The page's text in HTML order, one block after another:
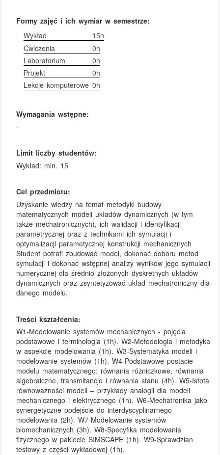
Formy zajęć i ich wymiar w semestrze:
Wykład
15h
Ćwiczenia
0h
Laboratorium
0h
Projekt
0h
Lekcje komputerowe 0h
Wymagania wstępne:
-
Limit liczby studentów:
Wykład: min. 15
Cel przedmiotu:
Uzyskanie wiedzy na temat metodyki budowy
matematycznych modeli układów dynamicznych (w tym
także mechatronicznych), ich walidacji i identyfikacji
parametrycznej oraz z technikami ich symulacji i
optymalizacji parametycznej konstrukcji mechanicznych
Student potrafi zbudować model, dokonać doboru metod
symulacji i dokonać wstępnej analizy wyników jego symulacji
numerycznej dla średnio złożonych dyskretnych układów
dynamicznych oraz zsyntetyzować układ mechatroniczny dla
danego modelu.
Treści kształcenia:
W1-Modelowanie systemów mechanicznych - pojęcia
podstawowe i terminologia (1h). W2-Metodologia i metodyka
w aspekcie modelowania (1h). W3-Systematyka modeli i
modelowanie systemów (1h). W4-Podstawowe postacie
modelu matematycznego: równania różniczkowe, równania
algebraiczne, transmitancje i równania stanu (4h). W5-Istota
równoważności modeli – przykłady analogii dla modeli
mechanicznego i elektrycznego (1h). W6-Mechatronika jako
synergetyczne podejście do interdyscyplinarnego
modelowania (2h). W7-Modelowanie systemów
biomechanicznych (3h). W8-Specyfika modelowania
fizycznego w pakiecie SIMSCAPE (1h). W9-Sprawdzian
testowy z części wykładowej (1h).